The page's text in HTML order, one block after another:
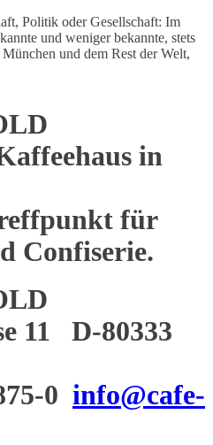
Politik oder Gesellschaft: Im
und weniger bekannte, stets
und dem Rest der Welt,
in
für
Confiserie.
11 D-80333
0 info@cafe-